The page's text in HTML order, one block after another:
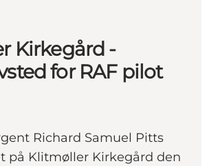
Kirkegård -
for RAF pilot
Richard Samuel Pitts
på Klitmøller Kirkegård den